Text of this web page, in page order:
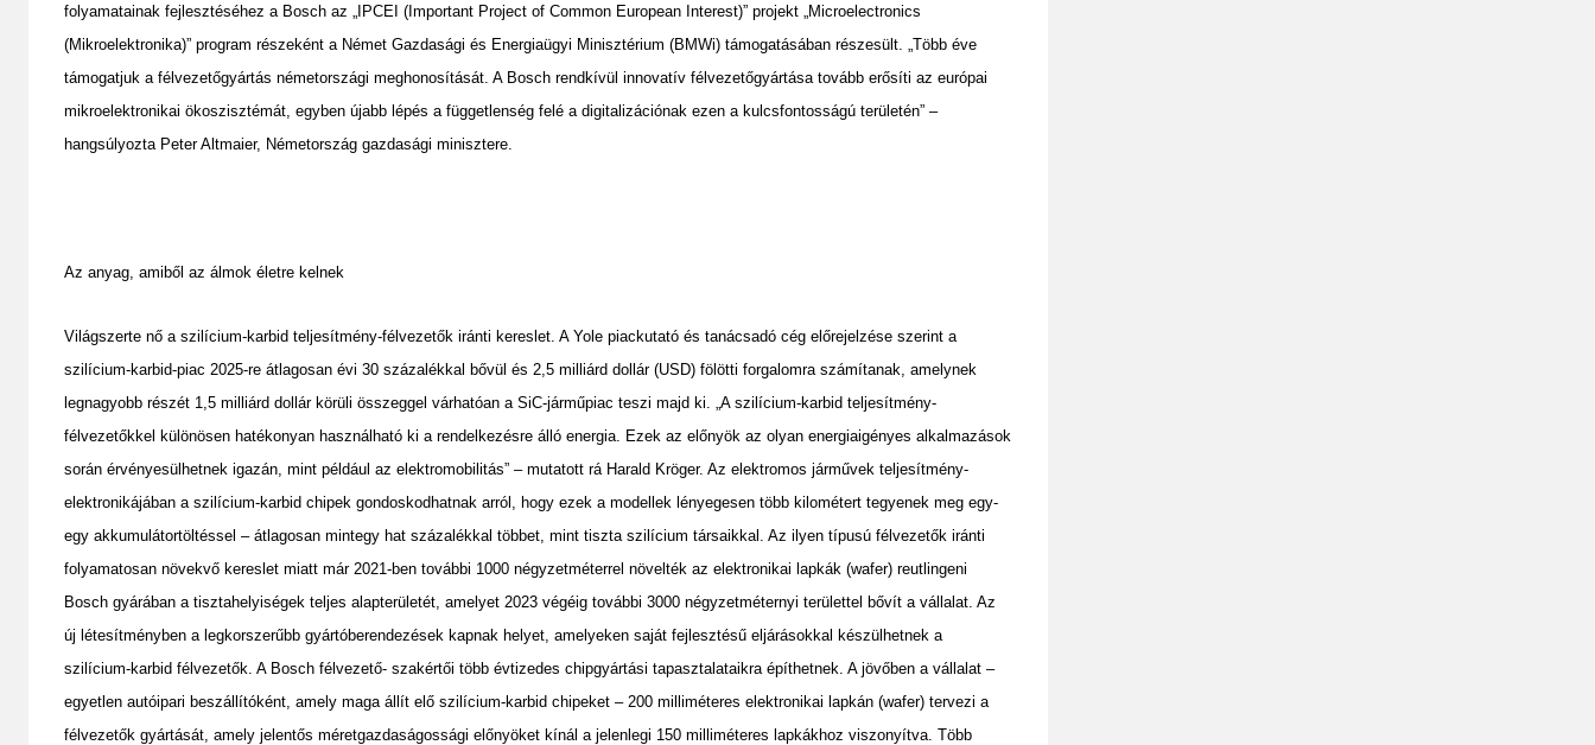
folyamatainak fejlesztéséhez a Bosch az „IPCEI (Important Project of Common European Interest)” projekt „Microelectronics
(Mikroelektronika)” program részeként a Német Gazdasági és Energiaügyi Minisztérium (BMWi) támogatásában részesült. „Több éve
támogatjuk a félvezetőgyártás németországi meghonosítását. A Bosch rendkívül innovatív félvezetőgyártása tovább erősíti az európai
mikroelektronikai ökoszisztémát, egyben újabb lépés a függetlenség felé a digitalizációnak ezen a kulcsfontosságú területén” –
hangsúlyozta Peter Altmaier, Németország gazdasági minisztere.
Az anyag, amiből az álmok életre kelnek
Világszerte nő a szilícium-karbid teljesítmény-félvezetők iránti kereslet. A Yole piackutató és tanácsadó cég előrejelzése szerint a
szilícium-karbid-piac 2025-re átlagosan évi 30 százalékkal bővül és 2,5 milliárd dollár (USD) fölötti forgalomra számítanak, amelynek
legnagyobb részét 1,5 milliárd dollár körüli összeggel várhatóan a SiC-járműpiac teszi majd ki. „A szilícium-karbid teljesítmény-
félvezetőkkel különösen hatékonyan használható ki a rendelkezésre álló energia. Ezek az előnyök az olyan energiaigényes alkalmazások
során érvényesülhetnek igazán, mint például az elektromobilitás” – mutatott rá Harald Kröger. Az elektromos járművek teljesítmény-
elektronikájában a szilícium-karbid chipek gondoskodhatnak arról, hogy ezek a modellek lényegesen több kilométert tegyenek meg egy-
egy akkumulátortöltéssel – átlagosan mintegy hat százalékkal többet, mint tiszta szilícium társaikkal. Az ilyen típusú félvezetők iránti
folyamatosan növekvő kereslet miatt már 2021-ben további 1000 négyzetméterrel növelték az elektronikai lapkák (wafer) reutlingeni
Bosch gyárában a tisztahelyiségek teljes alapterületét, amelyet 2023 végéig további 3000 négyzetméternyi területtel bővít a vállalat. Az
új létesítményben a legkorszerűbb gyártóberendezések kapnak helyet, amelyeken saját fejlesztésű eljárásokkal készülhetnek a
szilícium-karbid félvezetők. A Bosch félvezető- szakértői több évtizedes chipgyártási tapasztalataikra építhetnek. A jövőben a vállalat –
egyetlen autóipari beszállítóként, amely maga állít elő szilícium-karbid chipeket – 200 milliméteres elektronikai lapkán (wafer) tervezi a
félvezetők gyártását, amely jelentős méretgazdaságossági előnyöket kínál a jelenlegi 150 milliméteres lapkákhoz viszonyítva. Több